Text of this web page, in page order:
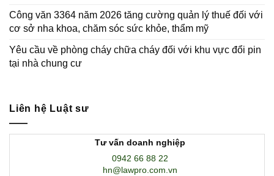
Công văn 3364 năm 2026 tăng cường quản lý thuế đối với
cơ sở nha khoa, chăm sóc sức khỏe, thẩm mỹ
Yêu cầu về phòng cháy chữa cháy đối với khu vực đổi pin
tại nhà chung cư
Liên hệ Luật sư
Tư vấn doanh nghiệp
0942 66 88 22
hn@lawpro.com.vn